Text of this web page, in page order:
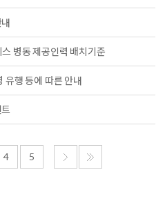
병동 제공인력 배치기준
유행 등에 따른 안내
4 5